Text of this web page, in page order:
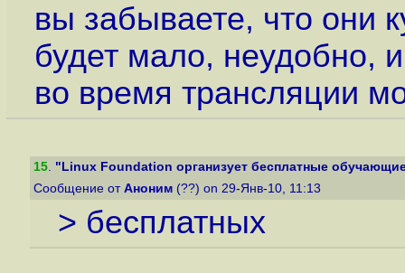
вы забываете, что они
будет мало, неудобно,
во время трансляции
15. "Linux Foundation организует бесплатные
Сообщение от Аноним (??) on 29-Янв-10, 11:13
> бесплатных